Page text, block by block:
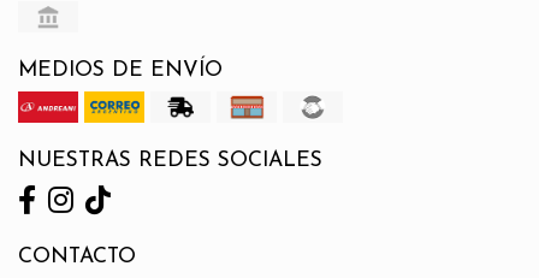
MEDIOS DE ENVÍO
NUESTRAS REDES SOCIALES
CONTACTO